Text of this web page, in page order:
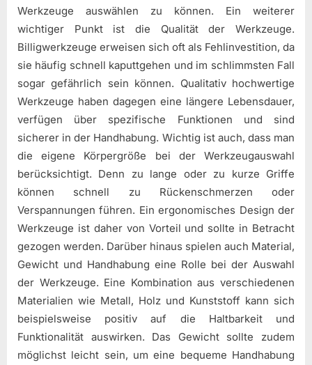
Werkzeuge auswählen zu können. Ein weiterer
wichtiger Punkt ist die Qualität der Werkzeuge.
Billigwerkzeuge erweisen sich oft als Fehlinvestition, da
sie häufig schnell kaputtgehen und im schlimmsten Fall
sogar gefährlich sein können. Qualitativ hochwertige
Werkzeuge haben dagegen eine längere Lebensdauer,
verfügen über spezifische Funktionen und sind
sicherer in der Handhabung. Wichtig ist auch, dass man
die eigene Körpergröße bei der Werkzeugauswahl
berücksichtigt. Denn zu lange oder zu kurze Griffe
können schnell zu Rückenschmerzen oder
Verspannungen führen. Ein ergonomisches Design der
Werkzeuge ist daher von Vorteil und sollte in Betracht
gezogen werden. Darüber hinaus spielen auch Material,
Gewicht und Handhabung eine Rolle bei der Auswahl
der Werkzeuge. Eine Kombination aus verschiedenen
Materialien wie Metall, Holz und Kunststoff kann sich
beispielsweise positiv auf die Haltbarkeit und
Funktionalität auswirken. Das Gewicht sollte zudem
möglichst leicht sein, um eine bequeme Handhabung